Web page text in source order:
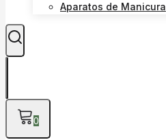
Aparatos de Manicura
0